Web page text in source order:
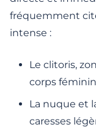
fréquemment
intense :
Le clitoris,
corps
La nuque et
caresses